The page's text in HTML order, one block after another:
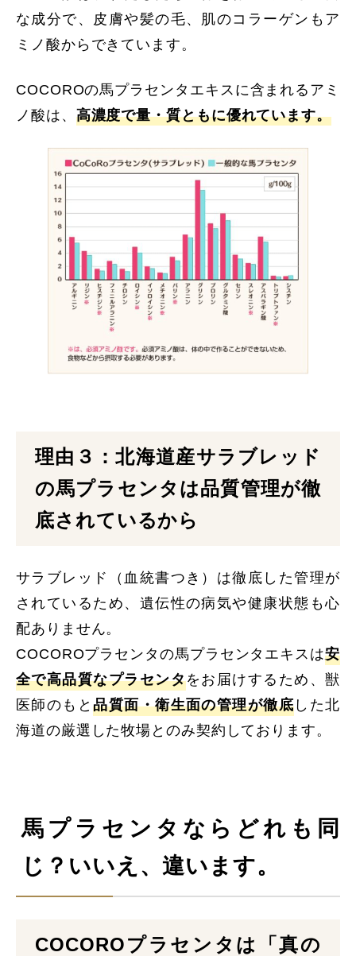
な成分で、皮膚や髪の毛、肌のコラーゲンもア
ミノ酸からできています。
COCOROの馬プラセンタエキスに含まれるアミ
ノ酸は、 高濃度で量・質ともに優れています。
理由３：北海道産サラブレッド
の馬プラセンタは品質管理が徹
底されているから
サラブレッド（血統書つき）は徹底した管理が
されているため、遺伝性の病気や健康状態も心
配ありません。
COCOROプラセンタの馬プラセンタエキスは安
全で高品質なプラセンタをお届けするため、獣
医師のもと品質面・衛生面の管理が徹底 した北
海道の厳選した牧場とのみ契約しております。
馬プラセンタならどれも同
じ？いいえ、違います。
COCOROプラセンタは「真の